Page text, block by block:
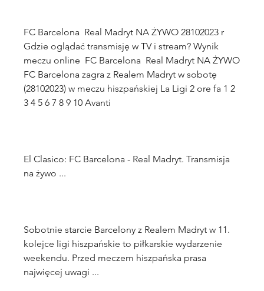
FC Barcelona  Real Madryt NA ŻYWO 28102023 r
Gdzie oglądać transmisję w TV i stream? Wynik
meczu online  FC Barcelona  Real Madryt NA ŻYWO
FC Barcelona zagra z Realem Madryt w sobotę
(28102023) w meczu hiszpańskiej La Ligi 2 ore fa 1 2
El Clasico: FC Barcelona - Real Madryt. Transmisja
Sobotnie starcie Barcelony z Realem Madryt w 11.
kolejce ligi hiszpańskie to piłkarskie wydarzenie
weekendu. Przed meczem hiszpańska prasa